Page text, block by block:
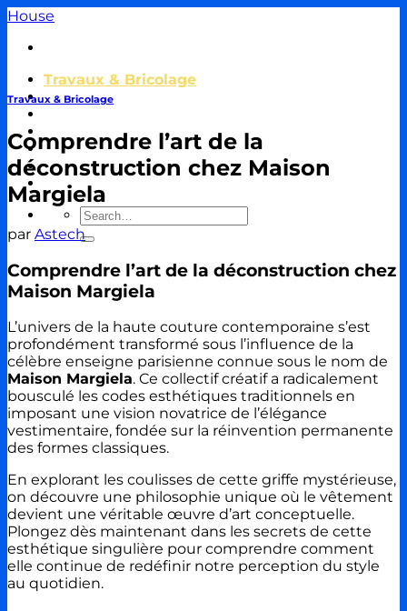
Passer
contenu
House
Travaux & Bricolage
Piscine
Décoration & Aménagement
Énergie
Immobilier & Crédit
Autour de la Masion
Travaux & Bricolage
Comprendre l’art de la
déconstruction chez Maison
Margiela
par Astech
Comprendre l’art de la déconstruction chez
Maison Margiela
L’univers de la haute couture contemporaine s’est
profondément transformé sous l’influence de la
célèbre enseigne parisienne connue sous le nom de
Maison Margiela. Ce collectif créatif a radicalement
bousculé les codes esthétiques traditionnels en
imposant une vision novatrice de l’élégance
vestimentaire, fondée sur la réinvention permanente
des formes classiques.
En explorant les coulisses de cette griffe mystérieuse,
on découvre une philosophie unique où le vêtement
devient une véritable œuvre d’art conceptuelle.
Plongez dès maintenant dans les secrets de cette
esthétique singulière pour comprendre comment
elle continue de redéfinir notre perception du style
au quotidien.